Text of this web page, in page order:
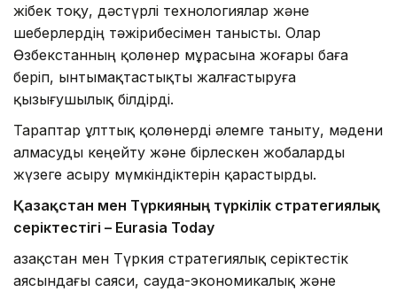
жібек тоқу, дәстүрлі технологиялар және
шеберлердің тәжірибесімен танысты. Олар
Өзбекстанның қолөнер мұрасына жоғары баға
беріп, ынтымақтастықты жалғастыруға
қызығушылық білдірді.
Тараптар ұлттық қолөнерді әлемге таныту, мәдени
алмасуды кеңейту және бірлескен жобаларды
жүзеге асыру мүмкіндіктерін қарастырды.
Қазақстан мен Түркияның түркілік стратегиялық
серіктестігі – Eurasia Today
Қазақстан мен Түркия стратегиялық серіктестік
аясындағы саяси, сауда-экономикалық және